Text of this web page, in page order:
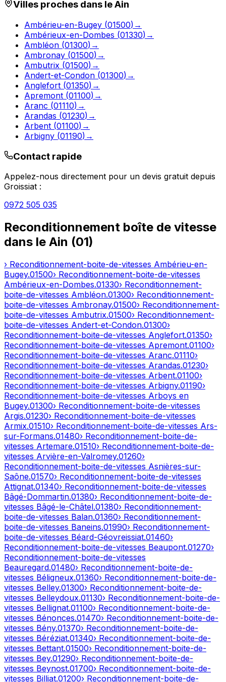
Villes proches dans leAin
Ambérieu-en-Bugey (01500) →
Ambérieux-en-Dombes (01330) →
Ambléon (01300) →
Ambronay (01500) →
Ambutrix (01500) →
Andert-et-Condon (01300) →
Anglefort (01350) →
Apremont (01100) →
Aranc (01110) →
Arandas (01230) →
Arbent (01100) →
Arbigny (01190) →
Contact rapide
Appelez-nous directement pour un devis gratuit depuis
Groissiat :
0972 505 035
Reconditionnement boîte de vitesse
dans le Ain (01)
› Reconditionnement-boite-de-vitesses Ambérieu-en-
Bugey.01500› Reconditionnement-boite-de-vitesses
Ambérieux-en-Dombes.01330› Reconditionnement-
boite-de-vitesses Ambléon.01300› Reconditionnement-
boite-de-vitesses Ambronay.01500› Reconditionnement-
boite-de-vitesses Ambutrix.01500› Reconditionnement-
boite-de-vitesses Andert-et-Condon.01300›
Reconditionnement-boite-de-vitesses Anglefort.01350›
Reconditionnement-boite-de-vitesses Apremont.01100›
Reconditionnement-boite-de-vitesses Aranc.01110›
Reconditionnement-boite-de-vitesses Arandas.01230›
Reconditionnement-boite-de-vitesses Arbent.01100›
Reconditionnement-boite-de-vitesses Arbigny.01190›
Reconditionnement-boite-de-vitesses Arboys en
Bugey.01300› Reconditionnement-boite-de-vitesses
Argis.01230› Reconditionnement-boite-de-vitesses
Armix.01510› Reconditionnement-boite-de-vitesses Ars-
sur-Formans.01480› Reconditionnement-boite-de-
vitesses Artemare.01510› Reconditionnement-boite-de-
vitesses Arvière-en-Valromey.01260›
Reconditionnement-boite-de-vitesses Asnières-sur-
Saône.01570› Reconditionnement-boite-de-vitesses
Attignat.01340› Reconditionnement-boite-de-vitesses
Bâgé-Dommartin.01380› Reconditionnement-boite-de-
vitesses Bâgé-le-Châtel.01380› Reconditionnement-
boite-de-vitesses Balan.01360› Reconditionnement-
boite-de-vitesses Baneins.01990› Reconditionnement-
boite-de-vitesses Béard-Géovreissiat.01460›
Reconditionnement-boite-de-vitesses Beaupont.01270›
Reconditionnement-boite-de-vitesses
Beauregard.01480› Reconditionnement-boite-de-
vitesses Béligneux.01360› Reconditionnement-boite-de-
vitesses Belley.01300› Reconditionnement-boite-de-
vitesses Belleydoux.01130› Reconditionnement-boite-de-
vitesses Bellignat.01100› Reconditionnement-boite-de-
vitesses Bénonces.01470› Reconditionnement-boite-de-
vitesses Bény.01370› Reconditionnement-boite-de-
vitesses Béréziat.01340› Reconditionnement-boite-de-
vitesses Bettant.01500› Reconditionnement-boite-de-
vitesses Bey.01290› Reconditionnement-boite-de-
vitesses Beynost.01700› Reconditionnement-boite-de-
vitesses Billiat.01200› Reconditionnement-boite-de-